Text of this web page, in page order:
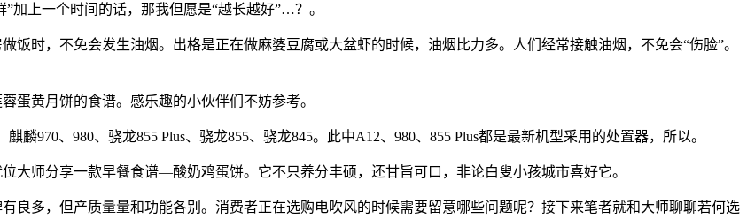
上一个时间的话，那我但愿是“越长越好”…？。
时，不免会发生油烟。出格是正在做麻婆豆腐或大盆虾的时候，油烟比力多。人们经常接触油烟，不免会“伤脸”。
黄月饼的食谱。感乐趣的小伙伴们不妨参考。
、980、骁龙855 Plus、骁龙855、骁龙845。此中A12、980、855 Plus都是最新机型采用的处置器，所以。
师分享一款早餐食谱—酸奶鸡蛋饼。它不只养分丰硕，还甘旨可口，非论白叟小孩城市喜好它。
多，但产质量量和功能各别。消费者正在选购电吹风的时候需要留意哪些问题呢？接下来笔者就和大师聊聊若何选